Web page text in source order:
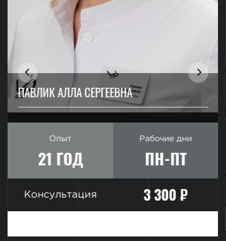
ПАВЛИК АЛЛА СЕРГЕЕВНА
Опыт
21 ГОД
Рабочие дни
ПН-ПТ
Консультация 3 300 ₽